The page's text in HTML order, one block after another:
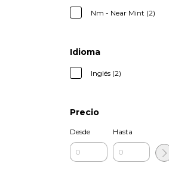
Nm - Near Mint (2)
Idioma
Inglés (2)
Precio
Desde Hasta